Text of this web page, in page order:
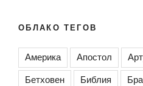
ОБЛАКО ТЕГОВ
Америка Апостол
Бетховен Библия